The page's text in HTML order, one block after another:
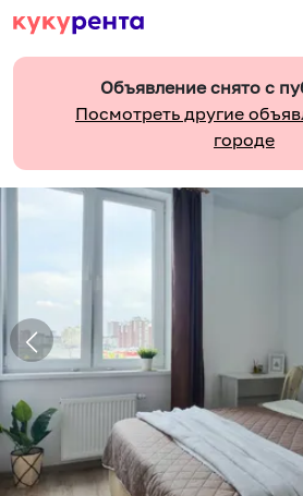
Объявление снято с
Посмотреть другие
городе